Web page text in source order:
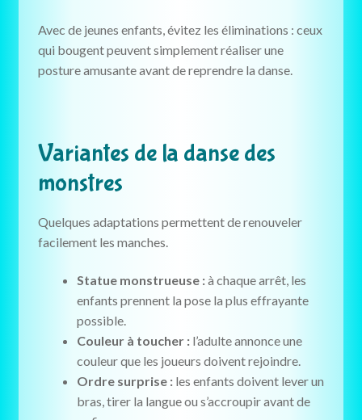
Avec de jeunes enfants, évitez les éliminations : ceux
qui bougent peuvent simplement réaliser une
posture amusante avant de reprendre la danse.
Variantes de la danse des
monstres
Quelques adaptations permettent de renouveler
facilement les manches.
Statue monstrueuse :à chaque arrêt, les
enfants prennent la pose la plus effrayante
possible.
Couleur à toucher :l’adulte annonce une
couleur que les joueurs doivent rejoindre.
Ordre surprise :les enfants doivent lever un
bras, tirer la langue ou s’accroupir avant de